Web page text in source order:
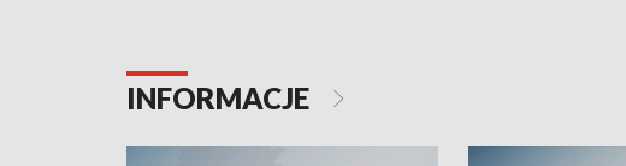
INFORMACJE